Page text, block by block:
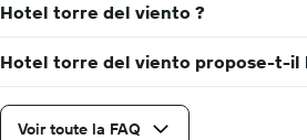
Hotel torre del viento ?
Hotel torre del viento propose-t-il
Voir toute la FAQ